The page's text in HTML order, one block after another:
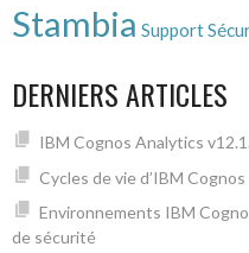
Stambia Support
DERNIERS ARTICLES
IBM Cognos Analytics
Cycles de vie d’IBM
Environnements IBM
de sécurité